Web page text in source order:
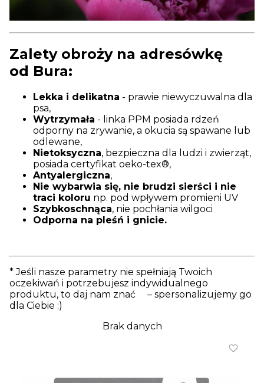
Zalety obroży na adresówkę
od Bura:
Lekka i delikatna - prawie niewyczuwalna dla
psa,
Wytrzymała - linka PPM posiada rdzeń
odporny na zrywanie, a okucia są spawane lub
odlewane,
Nietoksyczna, bezpieczna dla ludzi i zwierząt,
posiada certyfikat oeko-tex®,
Antyalergiczna,
Nie wybarwia się, nie brudzi sierści i nie
traci koloru np. pod wpływem promieni UV
Szybkoschnąca, nie pochłania wilgoci
Odporna na pleśń i gnicie.
* Jeśli nasze parametry nie spełniają Twoich
oczekiwań i potrzebujesz indywidualnego
produktu, to daj nam znać – spersonalizujemy go
dla Ciebie :)
Brak danych